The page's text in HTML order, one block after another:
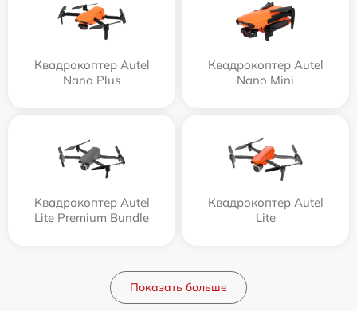
Квадрокоптер Autel
Nano Plus
Квадрокоптер Autel
Nano Mini
Квадрокоптер Autel
Lite Premium Bundle
Квадрокоптер Autel
Lite
Показать больше